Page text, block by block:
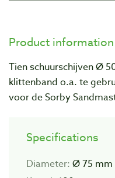
Product information
Tien schuurschijven Ø
klittenband o.a. te
voor de Sorby
Specifications
Diameter: Ø 75 mm